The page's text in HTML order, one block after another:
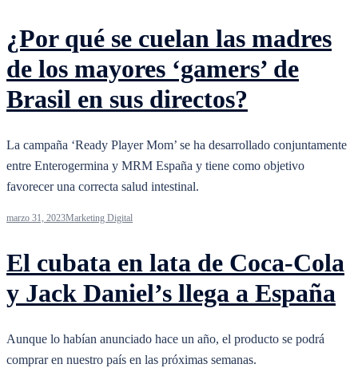
¿Por qué se cuelan las madres
de los mayores ‘gamers’ de
Brasil en sus directos?
La campaña ‘Ready Player Mom’ se ha desarrollado conjuntamente
entre Enterogermina y MRM España y tiene como objetivo
favorecer una correcta salud intestinal.
marzo 31, 2023Marketing Digital
El cubata en lata de Coca-Cola
y Jack Daniel’s llega a España
Aunque lo habían anunciado hace un año, el producto se podrá
comprar en nuestro país en las próximas semanas.